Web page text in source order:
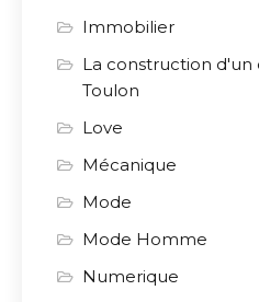
Immobilier
La construction d'un
Toulon
Love
Mécanique
Mode
Mode Homme
Numerique